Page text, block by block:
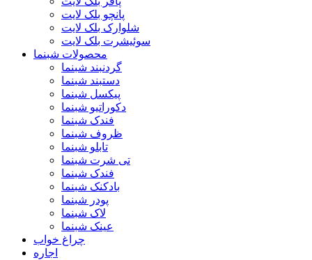
پانچو بلک لایت
شلوارک بلک لایت
سوئیشرت بلک لایت
محصولات شبنما
گردنبند شبنما
دستبند شبنما
پیکسل شبنما
دکوراتیو شبنما
فندک شبنما
ظروف شبنما
تابلو شبنما
تی شرت شبنما
فندک شبنما
بادکنک شبنما
پودر شبنما
لاک شبنما
عینک شبنما
چراغ خواب
اجاره